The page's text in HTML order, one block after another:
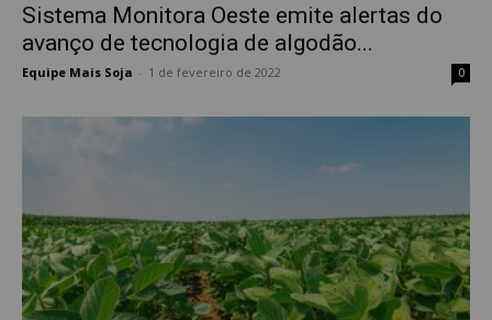
Sistema Monitora Oeste emite alertas do
avanço de tecnologia de algodão...
Equipe Mais Soja 1 de fevereiro de 2022 0